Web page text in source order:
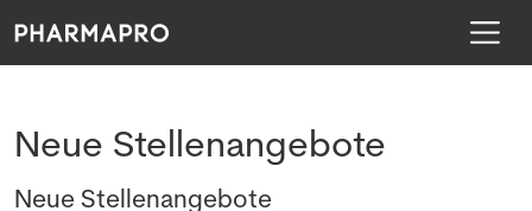
Neue
Stellenangebote